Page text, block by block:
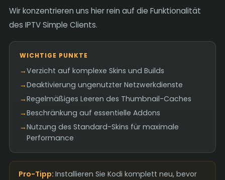
Wir konzentrieren uns hier rein auf die Funktionalität
des IPTV Simple Clients.
WICHTIGE PUNKTE
→Verzicht auf komplexe Skins und Builds
→Deaktivierung ungenutzter Netzwerkdienste
→Regelmäßiges Leeren des Thumbnail-Caches
→Beschränkung auf essentielle Addons
→Nutzung des Standard-Skins für maximale
Performance
Pro-Tipp: Installieren Sie Kodi komplett neu, bevor